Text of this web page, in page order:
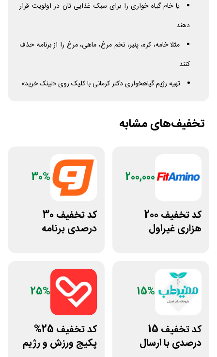
یا خام گیاه خواری را برای سبک غذایی تان در اولویت قرار
دهند
مثلا خامه، کره، پنیر، تخم مرغ، ماهی، مرغ را از برنامه حذف
کنند
تهیه رژیم گیاهخواری دکتر کرمانی با کلیک روی «لینک خرید»
تخفیف‌های مشابه
200,000
کد تخفیف 200
هزاری غیراول
30%
کد تخفیف 30
درصدی برنامه
15%
کد تخفیف 15
درصدی با ارسال
25%
کد تخفیف 25%
پکیج ورزش و رژیم